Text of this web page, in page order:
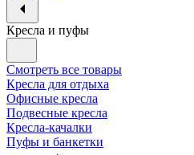
Кресла и пуфы
Смотреть все товары
Кресла для отдыха
Офисные кресла
Подвесные кресла
Кресла-качалки
Пуфы и банкетки